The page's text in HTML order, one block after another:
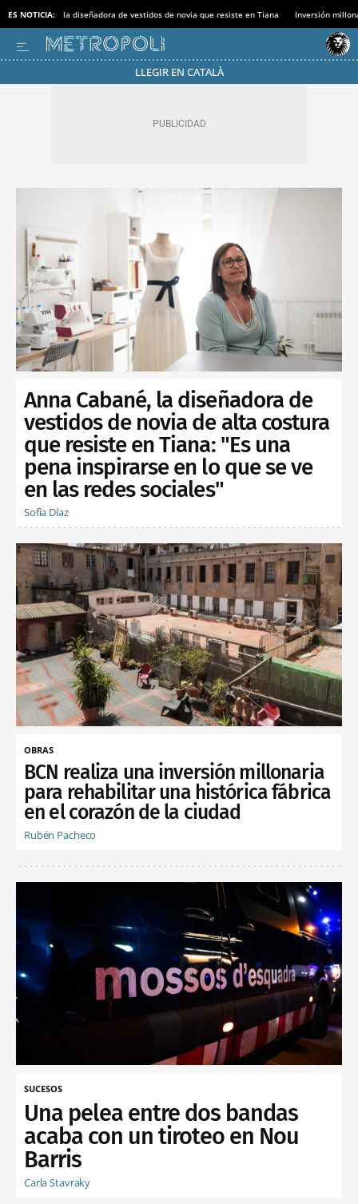
ES NOTICIA: la diseñadora de vestidos de novia que resiste en Tiana Inversión
LLEGIR EN CATALÀ
Anna Cabané, la diseñadora de
vestidos de novia de alta costura
que resiste en Tiana: "Es una
pena inspirarse en lo que se ve
en las redes sociales"
Sofía Díaz
OBRAS
BCN realiza una inversión millonaria
para rehabilitar una histórica fábrica
en el corazón de la ciudad
Rubén Pacheco
SUCESOS
Una pelea entre dos bandas
acaba con un tiroteo en Nou
Barris
Carla Stavraky